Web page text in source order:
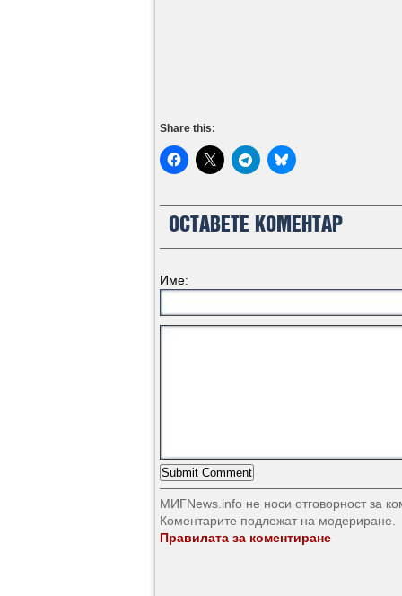
Share this:
ОСТАВЕТЕ КОМЕНТАР
Име:
МИГNews.info не носи отговорност за
Коментарите подлежат на модериране.
Правилата за коментиране